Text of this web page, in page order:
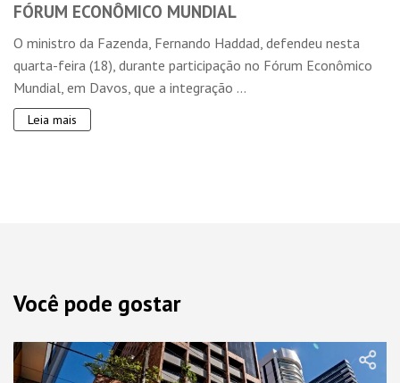
FÓRUM ECONÔMICO MUNDIAL
O ministro da Fazenda, Fernando Haddad, defendeu nesta
quarta-feira (18), durante participação no Fórum Econômico
Mundial, em Davos, que a integração ...
Leia mais
Você pode gostar